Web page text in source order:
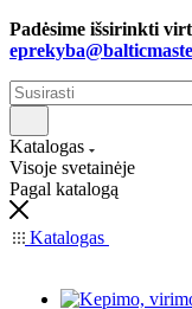
Padėsime išsirinkti
Katalogas
Visoje svetainėje
Pagal katalogą
Katalogas